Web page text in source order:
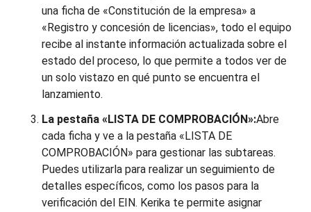
una ficha de «Constitución de la empresa» a
«Registro y concesión de licencias», todo el equipo
recibe al instante información actualizada sobre el
estado del proceso, lo que permite a todos ver de
un solo vistazo en qué punto se encuentra el
lanzamiento.
La pestaña «LISTA DE COMPROBACIÓN»:Abre
cada ficha y ve a la pestaña «LISTA DE
COMPROBACIÓN» para gestionar las subtareas.
Puedes utilizarla para realizar un seguimiento de
detalles específicos, como los pasos para la
verificación del EIN. Kerika te permite asignar